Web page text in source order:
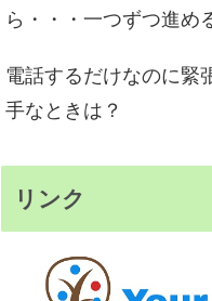
ら・・・一つずつ進め
電話するだけなのに
手なときは？
リンク